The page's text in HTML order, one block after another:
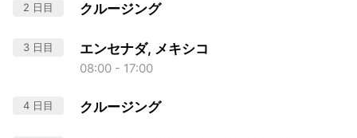
2 日目 クルージング
3 日目 エンセナダ, メキシコ
08:00 - 17:00
4 日目 クルージング